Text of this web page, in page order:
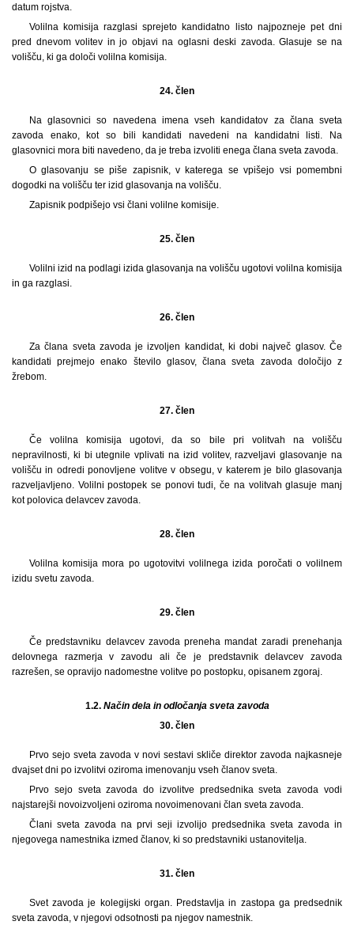
datum rojstva.
Volilna komisija razglasi sprejeto kandidatno listo najpozneje pet dni
pred dnevom volitev in jo objavi na oglasni deski zavoda. Glasuje se na
volišču, ki ga določi volilna komisija.
24. člen
Na glasovnici so navedena imena vseh kandidatov za člana sveta
zavoda enako, kot so bili kandidati navedeni na kandidatni listi. Na
glasovnici mora biti navedeno, da je treba izvoliti enega člana sveta zavoda.
O glasovanju se piše zapisnik, v katerega se vpišejo vsi pomembni
dogodki na volišču ter izid glasovanja na volišču.
Zapisnik podpišejo vsi člani volilne komisije.
25. člen
Volilni izid na podlagi izida glasovanja na volišču ugotovi volilna komisija
in ga razglasi.
26. člen
Za člana sveta zavoda je izvoljen kandidat, ki dobi največ glasov. Če
kandidati prejmejo enako število glasov, člana sveta zavoda določijo z
žrebom.
27. člen
Če volilna komisija ugotovi, da so bile pri volitvah na volišču
nepravilnosti, ki bi utegnile vplivati na izid volitev, razveljavi glasovanje na
volišču in odredi ponovljene volitve v obsegu, v katerem je bilo glasovanja
razveljavljeno. Volilni postopek se ponovi tudi, če na volitvah glasuje manj
kot polovica delavcev zavoda.
28. člen
Volilna komisija mora po ugotovitvi volilnega izida poročati o volilnem
izidu svetu zavoda.
29. člen
Če predstavniku delavcev zavoda preneha mandat zaradi prenehanja
delovnega razmerja v zavodu ali če je predstavnik delavcev zavoda
razrešen, se opravijo nadomestne volitve po postopku, opisanem zgoraj.
1.2. Način dela in odločanja sveta zavoda
30. člen
Prvo sejo sveta zavoda v novi sestavi skliče direktor zavoda najkasneje
dvajset dni po izvolitvi oziroma imenovanju vseh članov sveta.
Prvo sejo sveta zavoda do izvolitve predsednika sveta zavoda vodi
najstarejši novoizvoljeni oziroma novoimenovani član sveta zavoda.
Člani sveta zavoda na prvi seji izvolijo predsednika sveta zavoda in
njegovega namestnika izmed članov, ki so predstavniki ustanovitelja.
31. člen
Svet zavoda je kolegijski organ. Predstavlja in zastopa ga predsednik
sveta zavoda, v njegovi odsotnosti pa njegov namestnik.